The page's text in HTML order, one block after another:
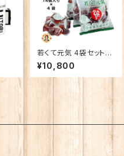
若くて元気 4袋セット
（約１ヶ月分）
¥10,800